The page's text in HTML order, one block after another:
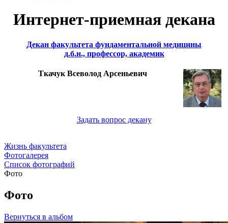
Интернет-приемная декана
Декан факультета фундаментальной медицины
д.б.н., профессор, академик
Ткачук Всеволод Арсеньевич
Задать вопрос декану
Жизнь факультета
Фотогалерея
Список фотографий
Фото
Фото
Вернуться в альбом